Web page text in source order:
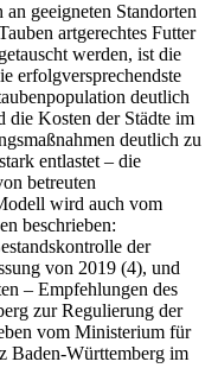
geeigneten Standorten
artgerechtes Futter
werden, ist die
erfolgversprechendste
deutlich
Kosten der Städte im
deutlich zu
entlastet – die
betreuten
wird auch vom
beschrieben:
der
von 2019 (4), und
– Empfehlungen des
zur Regulierung der
vom Ministerium für
Baden-Württemberg im